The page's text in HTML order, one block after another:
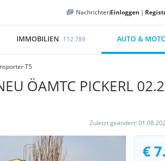
NachrichtenEinloggen |
IMMOBILIEN 112.789 AUTO &
T5
ÖAMTC PICKERL
Zuletzt geändert:
€